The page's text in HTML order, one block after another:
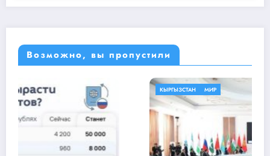
Возможно, вы пропустили
КЫРГЫЗСТАН